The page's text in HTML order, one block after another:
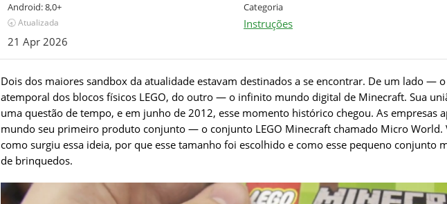
Android:8,0+
🕣 Atualizada
21 Apr 2026
Categoria
Instruções
Dois dos maiores sandbox da atualidade estavam destinados a se encontrar. De um lado —
atemporal dos blocos físicos LEGO, do outro — o infinito mundo digital de Minecraft. Sua
uma questão de tempo, e em junho de 2012, esse momento histórico chegou. As empresas
mundo seu primeiro produto conjunto — o conjunto LEGO Minecraft chamado Micro World.
como surgiu essa ideia, por que esse tamanho foi escolhido e como esse pequeno conjunto
de brinquedos.